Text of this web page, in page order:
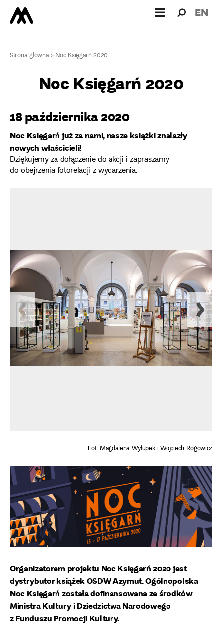
dla: EN
Strona główna> Noc Księgarń 2020
Noc Księgarń 2020
18 października 2020
Noc Księgarń już za nami, nasze książki znalazły
nowych właścicieli!
Dziękujemy za dołączenie do akcji i zapraszamy
do obejrzenia fotorelacji z wydarzenia.
Fot. Magdalena Wyłupek i Wojciech Rogowicz
Organizatorem projektu Noc Księgarń 2020 jest
dystrybutor książek OSDW Azymut. Ogólnopolska
Noc Księgarń została dofinansowana ze środków
Ministra Kultury i Dziedzictwa Narodowego
z Funduszu Promocji Kultury.